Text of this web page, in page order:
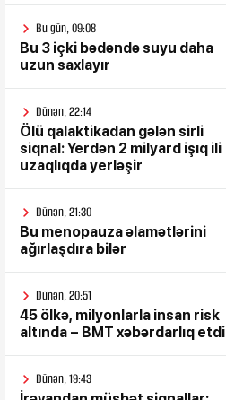
Bu gün, 09:08
Bu 3 içki bədəndə suyu daha
uzun saxlayır
Dünən, 22:14
Ölü qalaktikadan gələn sirli
siqnal: Yerdən 2 milyard işıq ili
uzaqlıqda yerləşir
Dünən, 21:30
Bu menopauza əlamətlərini
ağırlaşdıra bilər
Dünən, 20:51
45 ölkə, milyonlarla insan risk
altında – BMT xəbərdarlıq etdi
Dünən, 19:43